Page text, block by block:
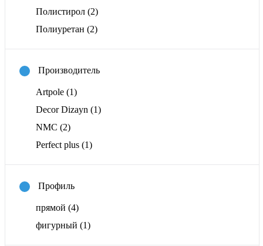
Полистирол (2)
Полиуретан (2)
Производитель
Artpole (1)
Decor Dizayn (1)
NMC (2)
Perfect plus (1)
Профиль
прямой (4)
фигурный (1)